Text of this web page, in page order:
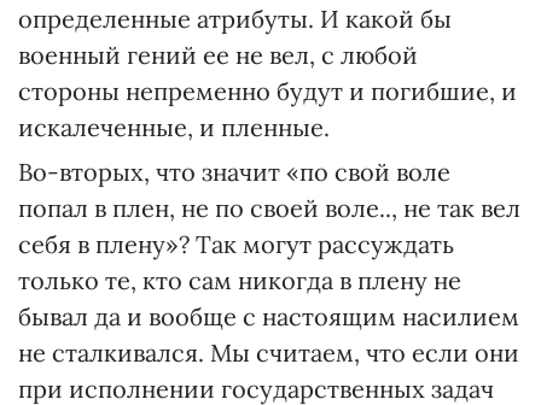
определенные атрибуты. И какой бы
военный гений ее не вел, с любой
стороны непременно будут и погибшие, и
искалеченные, и пленные.
Во-вторых, что значит «по свой воле
попал в плен, не по своей воле.., не так вел
себя в плену»? Так могут рассуждать
только те, кто сам никогда в плену не
бывал да и вообще с настоящим насилием
не сталкивался. Мы считаем, что если они
при исполнении государственных задач